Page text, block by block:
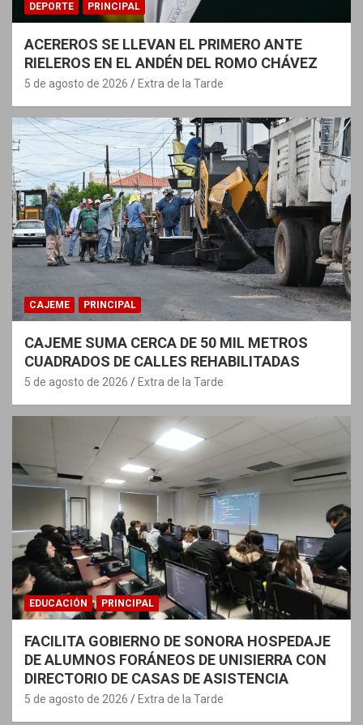
DEPORTE PRINCIPAL
ACEREROS SE LLEVAN EL PRIMERO ANTE
RIELEROS EN EL ANDÉN DEL ROMO CHÁVEZ
5 de agosto de 2026 Extra de la Tarde
CAJEME PRINCIPAL
CAJEME SUMA CERCA DE 50 MIL METROS
CUADRADOS DE CALLES REHABILITADAS
5 de agosto de 2026 Extra de la Tarde
EDUCACIÓN PRINCIPAL
FACILITA GOBIERNO DE SONORA HOSPEDAJE
DE ALUMNOS FORÁNEOS DE UNISIERRA CON
DIRECTORIO DE CASAS DE ASISTENCIA
5 de agosto de 2026 Extra de la Tarde